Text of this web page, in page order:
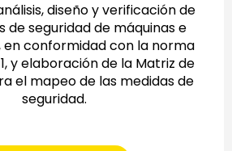
diseño y verificación de
de seguridad de máquinas e
en conformidad con la norma
1, y elaboración de la Matriz de
el mapeo de las medidas de
seguridad.